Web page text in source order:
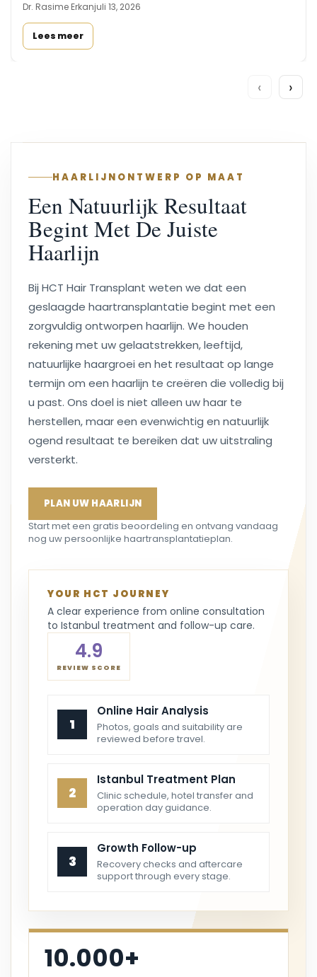
Dr. Rasime Erkanjuli 13, 2026
Lees meer
‹ ›
HAARLIJNONTWERP OP MAAT
Een Natuurlijk Resultaat
Begint Met De Juiste
Haarlijn
Bij HCT Hair Transplant weten we dat een
geslaagde haartransplantatie begint met een
zorgvuldig ontworpen haarlijn. We houden
rekening met uw gelaatstrekken, leeftijd,
natuurlijke haargroei en het resultaat op lange
termijn om een haarlijn te creëren die volledig bij
u past. Ons doel is niet alleen uw haar te
herstellen, maar een evenwichtig en natuurlijk
ogend resultaat te bereiken dat uw uitstraling
versterkt.
PLAN UW HAARLIJN
Start met een gratis beoordeling en ontvang vandaag
nog uw persoonlijke haartransplantatieplan.
YOUR HCT JOURNEY
A clear experience from online consultation
to Istanbul treatment and follow-up care.
4.9
REVIEW SCORE
1
Online Hair Analysis
Photos, goals and suitability are
reviewed before travel.
2
Istanbul Treatment Plan
Clinic schedule, hotel transfer and
operation day guidance.
3
Growth Follow-up
Recovery checks and aftercare
support through every stage.
10.000+